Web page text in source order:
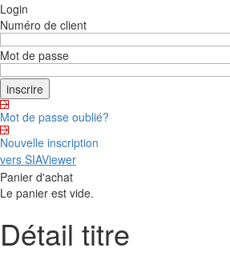
Login
Numéro de client
Mot de passe
Mot de passe oublié?
Nouvelle inscription
vers SIAViewer
Panier d'achat
Le panier est vide.
Détail titre